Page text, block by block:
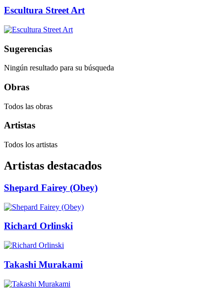
Escultura Street Art
Sugerencias
Ningún resultado para su búsqueda
Obras
Todos las obras
Artistas
Todos los artistas
Artistas destacados
Shepard Fairey (Obey)
Richard Orlinski
Takashi Murakami